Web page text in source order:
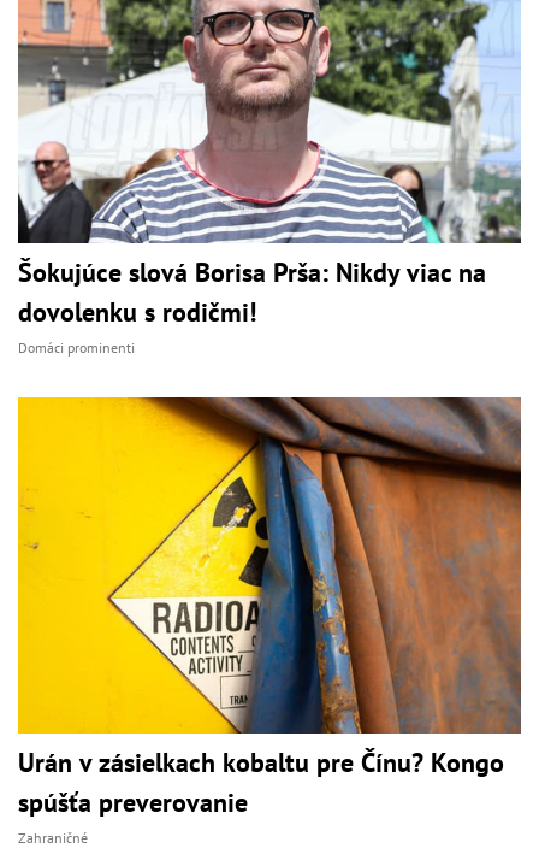
Šokujúce slová Borisa Prša: Nikdy viac na
dovolenku s rodičmi!
Domáci prominenti
Urán v zásielkach kobaltu pre Čínu? Kongo
spúšťa preverovanie
Zahraničné